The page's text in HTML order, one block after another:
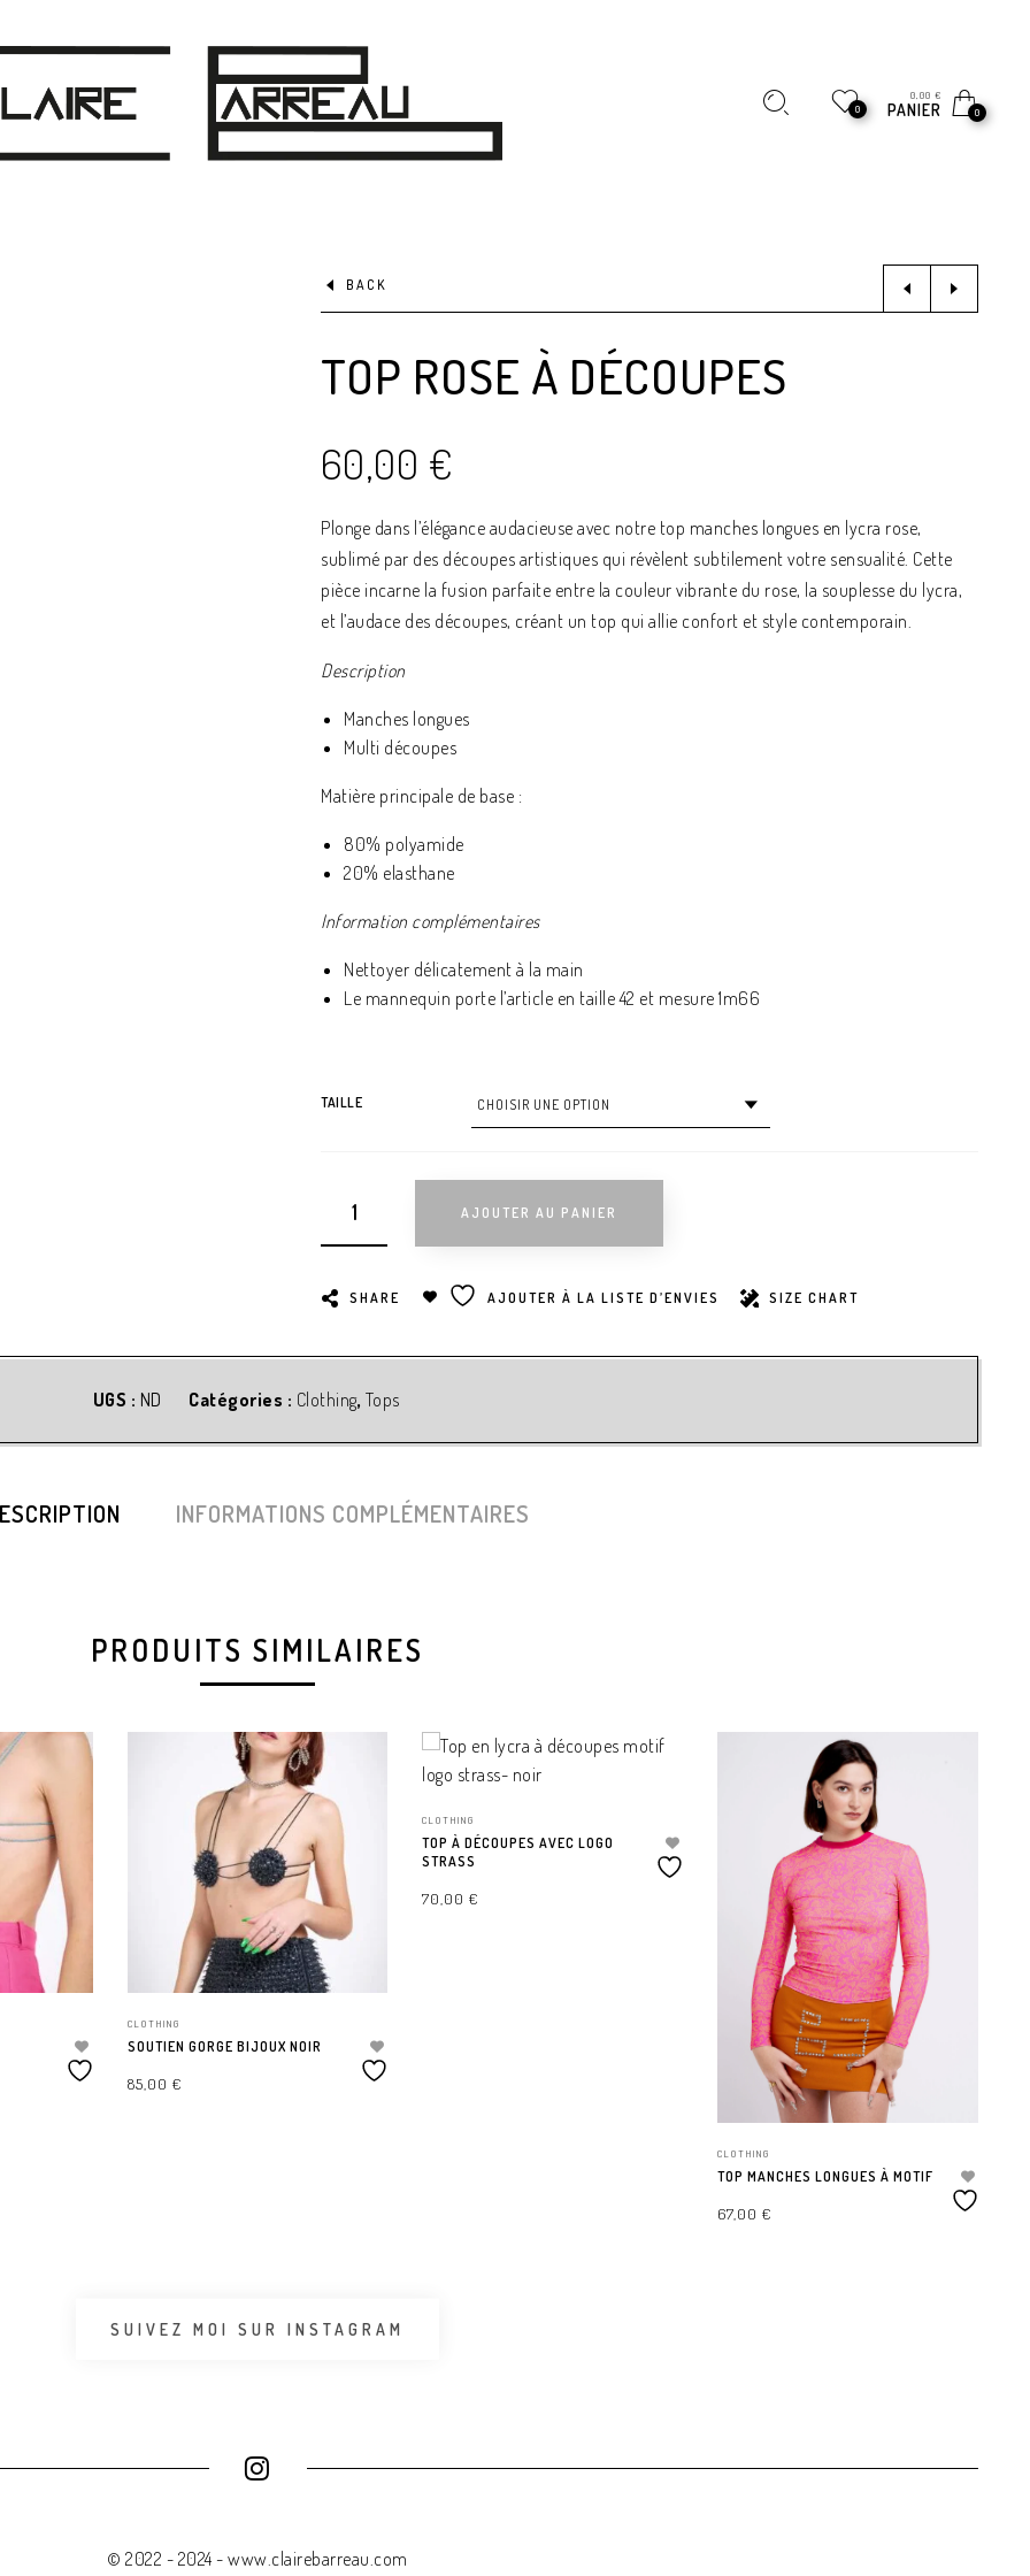
0
0,00 €
PANIER 0
BACK
TOP ROSE À DÉCOUPES
60,00 €
Plonge dans l’élégance audacieuse avec notre top manches longues en lycra rose,
sublimé par des découpes artistiques qui révèlent subtilement votre sensualité. Cette
pièce incarne la fusion parfaite entre la couleur vibrante du rose, la souplesse du lycra,
et l’audace des découpes, créant un top qui allie confort et style contemporain.
Description
Manches longues
Multi découpes
Matière principale de base :
80% polyamide
20% elasthane
Information complémentaires
Nettoyer délicatement à la main
Le mannequin porte l’article en taille 42 et mesure 1m66
TAILLE
AJOUTER AU PANIER
SHARE AJOUTER À LA LISTE D’ENVIES SIZE CHART
UGS : ND Catégories : Clothing, Tops
INFORMATIONS COMPLÉMENTAIRES
PRODUITS SIMILAIRES
CLOTHING
SOUTIEN GORGE BIJOUX NOIR
85,00 €
CLOTHING
TOP À DÉCOUPES AVEC LOGO
STRASS
70,00€
CLOTHING
TOP MANCHES LONGUES À MOTIF
67,00€
SUIVEZ MOI SUR INSTAGRAM
© 2022 - 2024 - www.clairebarreau.com